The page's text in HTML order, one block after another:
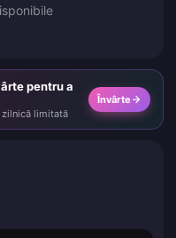
pentru a
zilnică limitată
Învârte